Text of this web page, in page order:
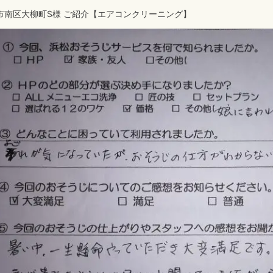
南区大柳町S様 ご紹介【エアコンクリーニング】